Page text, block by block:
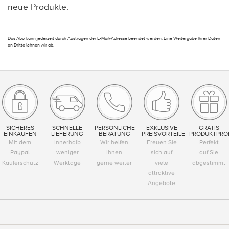
neue Produkte.
Das Abo kann jederzeit durch Austragen der E-Mail-Adresse beendet werden. Eine Weitergabe Ihrer Daten
an Dritte lehnen wir ab.
SICHERES
EINKAUFEN
Mit dem
Paypal
Käuferschutz
SCHNELLE
LIEFERUNG
Innerhalb
weniger
Werktage
PERSÖNLICHE
BERATUNG
Wir helfen
Ihnen
gerne weiter
EXKLUSIVE
PREISVORTEILE
Freuen Sie
sich auf
viele
attraktive
Angebote
GRATIS
Perfekt
auf Sie
abgestimmt